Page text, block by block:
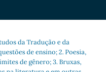
da Tradução e da
de ensino; 2. Poesia,
de gênero; 3. Bruxas,